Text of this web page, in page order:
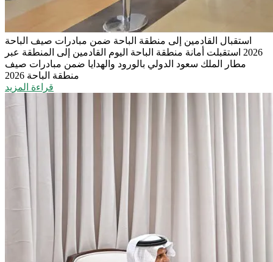
استقبال القادمين إلى منطقة الباحة ضمن مبادرات صيف الباحة
2026 استقبلت أمانة منطقة الباحة اليوم القادمين إلى المنطقة عبر
مطار الملك سعود الدولي بالورود والهدايا ضمن مبادرات صيف
منطقة الباحة 2026
قراءة المزيد